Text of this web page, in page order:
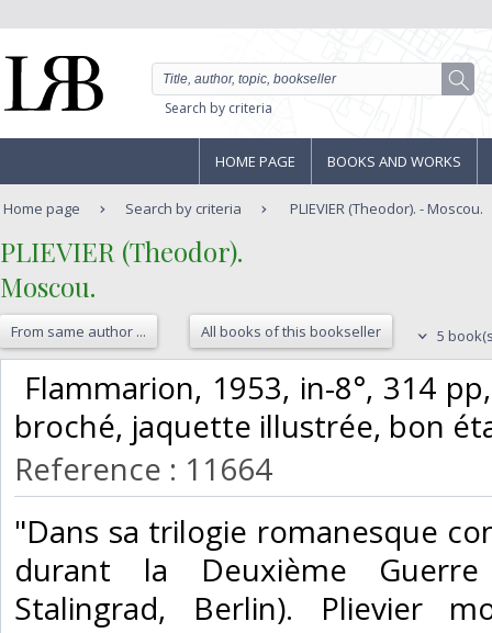
Search by criteria
HOME PAGE BOOKS AND WORKS
Home page Search by criteria PLIEVIER (Theodor). - Moscou.
‎PLIEVIER (Theodor).‎
‎Moscou.‎
From same author ... All books of this bookseller 5
Flammarion, 1953, in-8°, 314
broché, jaquette illustrée, bon
Reference : 11664
‎"Dans sa trilogie romanesque
durant la Deuxième Guerre
Stalingrad, Berlin). Plievier